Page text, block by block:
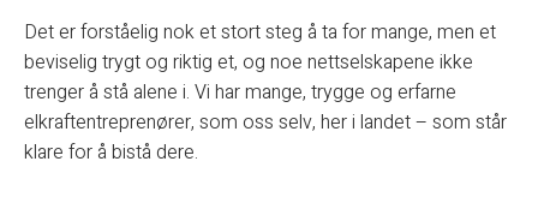
Det er forståelig nok et stort steg å ta for mange, men et
beviselig trygt og riktig et, og noe nettselskapene ikke
trenger å stå alene i. Vi har mange, trygge og erfarne
elkraftentreprenører, som oss selv, her i landet – som står
klare for å bistå dere.